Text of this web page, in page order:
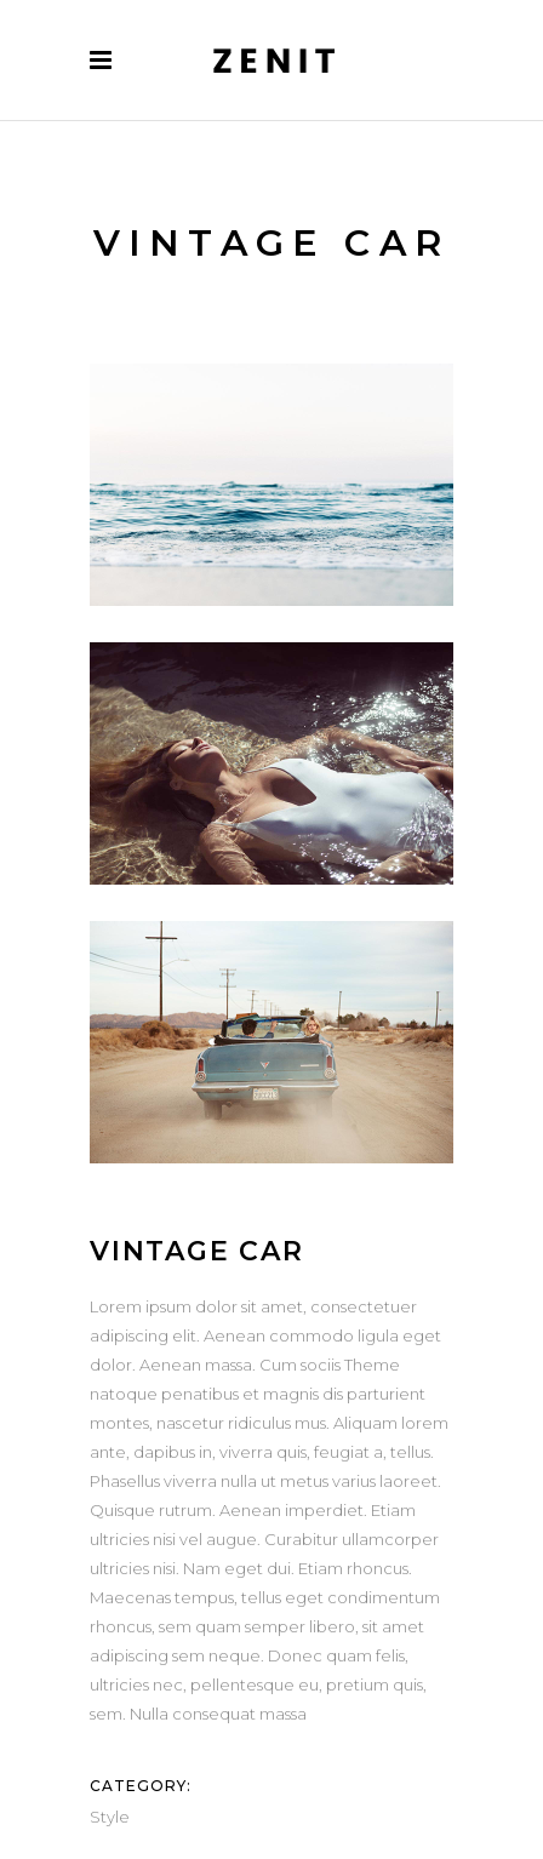
VINTAGE CAR
VINTAGE CAR
Lorem ipsum dolor sit amet, consectetuer
adipiscing elit. Aenean commodo ligula eget
dolor. Aenean massa. Cum sociis Theme
natoque penatibus et magnis dis parturient
montes, nascetur ridiculus mus. Aliquam lorem
ante, dapibus in, viverra quis, feugiat a, tellus.
Phasellus viverra nulla ut metus varius laoreet.
Quisque rutrum. Aenean imperdiet. Etiam
ultricies nisi vel augue. Curabitur ullamcorper
ultricies nisi. Nam eget dui. Etiam rhoncus.
Maecenas tempus, tellus eget condimentum
rhoncus, sem quam semper libero, sit amet
adipiscing sem neque. Donec quam felis,
ultricies nec, pellentesque eu, pretium quis,
sem. Nulla consequat massa
CATEGORY:
Style